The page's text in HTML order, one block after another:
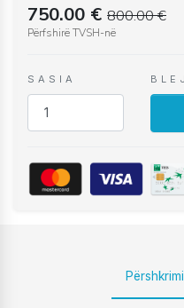
750.00 € 800.00€
Përfshirë TVSH-në
SASIA BLEJ
Përshkrimi